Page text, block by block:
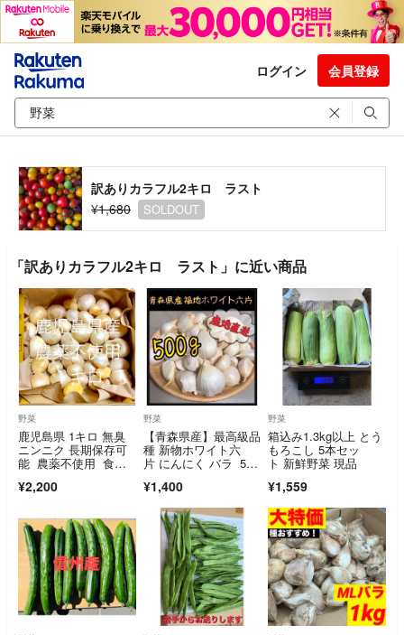
ログイン 会員登録
訳ありカラフル2キロ ラスト
¥1,680
SOLDOUT
「訳ありカラフル2キロ ラスト」に近い商品
野菜
鹿児島県 1キロ 無臭
ニンニク 長期保存可
能 農薬不使用 食用&
り
¥2,200
野菜
【青森県産】最高級品
種 新物ホワイト六
片 にんにく バラ 500
¥1,400
野菜
箱込み1.3kg以上 とう
もろこし 5本セッ
ト 新鮮野菜 現品
¥1,559